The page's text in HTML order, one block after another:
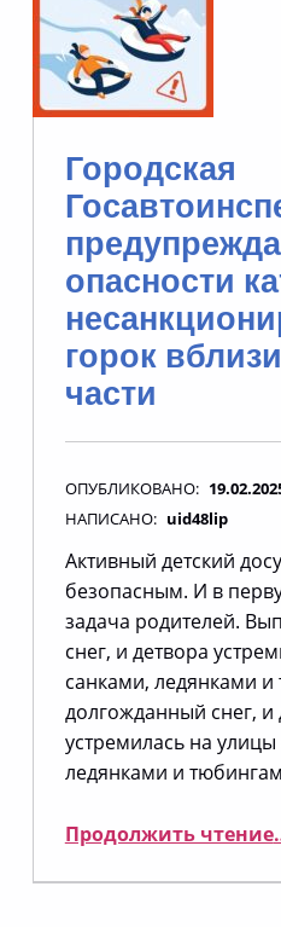
Городская
опасности
горок
части
ОПУБЛИКОВАНО:
НАПИСАНО: uid48lip
Активный детский
безопасным. И в
задача родителей.
снег, и детвора
санками, ледянками
долгожданный снег, и
устремилась на улицы
ледянками и
Продолжить чтение